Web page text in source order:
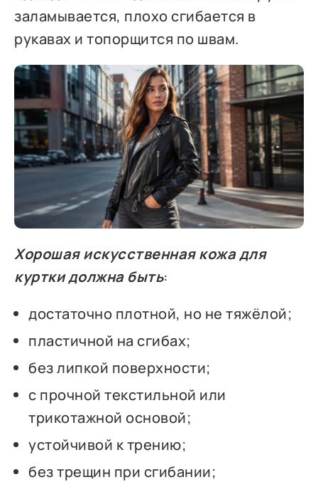
заламывается, плохо сгибается в
рукавах и топорщится по швам.
Хорошая искусственная кожа для
куртки должна быть:
достаточно плотной, но не тяжёлой;
пластичной на сгибах;
без липкой поверхности;
с прочной текстильной или
трикотажной основой;
устойчивой к трению;
без трещин при сгибании;